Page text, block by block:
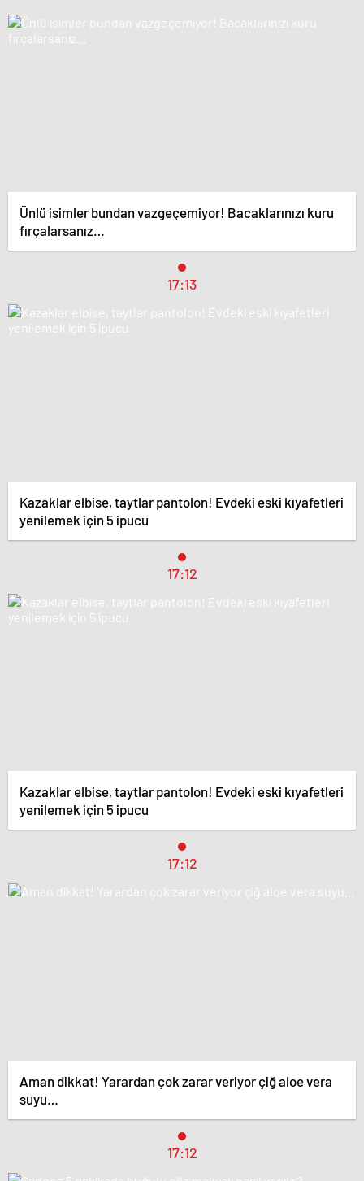
Ünlü isimler bundan vazgeçemiyor! Bacaklarınızı kuru
fırçalarsanız…
17:13
Kazaklar elbise, taytlar pantolon! Evdeki eski kıyafetleri
yenilemek için 5 ipucu
17:12
Kazaklar elbise, taytlar pantolon! Evdeki eski kıyafetleri
yenilemek için 5 ipucu
17:12
Aman dikkat! Yarardan çok zarar veriyor çiğ aloe vera
suyu…
17:12